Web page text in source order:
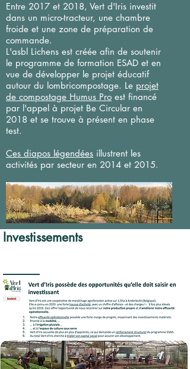
Entre 2017 et 2018, Vert d'Iris investit
dans un micro-tracteur, une chambre
froide et une zone de préparation de
commande.
L'asbl Lichens est créée afin de soutenir
le programme de formation ESAD et en
vue de développer le projet éducatif
autour du lombricompostage. Le projet
de compostage Humus Pro est financé
par l'appel à projet Be Circular en
2018 et se trouve à présent en phase
test.
Ces diapos légendées illustrent les
activités par secteur en 2014 et 2015.
Investissements​